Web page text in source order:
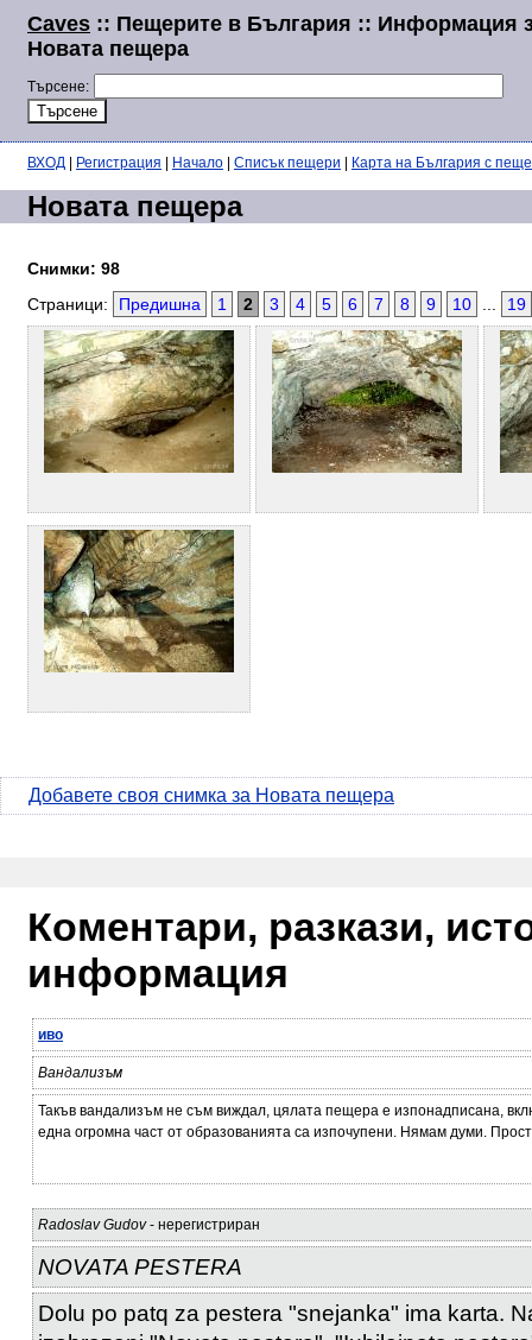
Caves :: Пещерите в България :: Информация
Новата пещера
Търсене:
ВХОД Регистрация Начало Списък пещери Карта на България с
Новата пещера
Снимки: 98
Страници:
Предишна 1 2 3 4 5 6 7 8 9 10 19
Добавете своя снимка за Новата пещера
Коментари, разкази,
информация
иво
Вандализъм
Такъв вандализъм не съм виждал, цялата пещера е изпонадписана,
една огромна част от образованията са изпочупени. Нямам думи.
Radoslav Gudov- нерегистриран
NOVATA PESTERA
Dolu po patq za pestera "snejanka" ima karta.